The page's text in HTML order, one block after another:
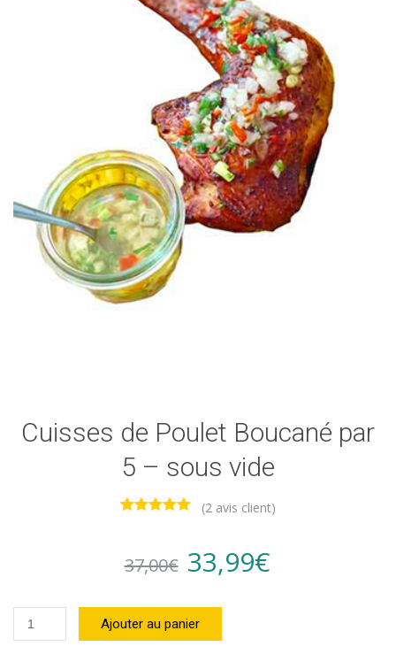
Cuisses de Poulet Boucané par
5 – sous vide
notations
(2 avis client)
37,00€ Original
price
33,99€
quantité
de
Ajouter au panier